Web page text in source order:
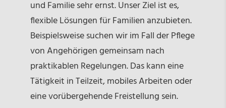
und Familie sehr ernst. Unser Ziel ist es,
flexible Lösungen für Familien anzubieten.
Beispielsweise suchen wir im Fall der Pflege
von Angehörigen gemeinsam nach
praktikablen Regelungen. Das kann eine
Tätigkeit in Teilzeit, mobiles Arbeiten oder
eine vorübergehende Freistellung sein.